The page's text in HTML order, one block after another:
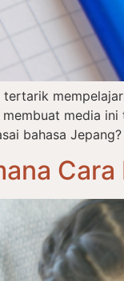
tertarik
media
bahasa